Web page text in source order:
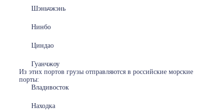
Шэньчжэнь
Нинбо
Циндао
Гуанчжоу
Из этих портов грузы отправляются в российские морские
порты:
Владивосток
Находка